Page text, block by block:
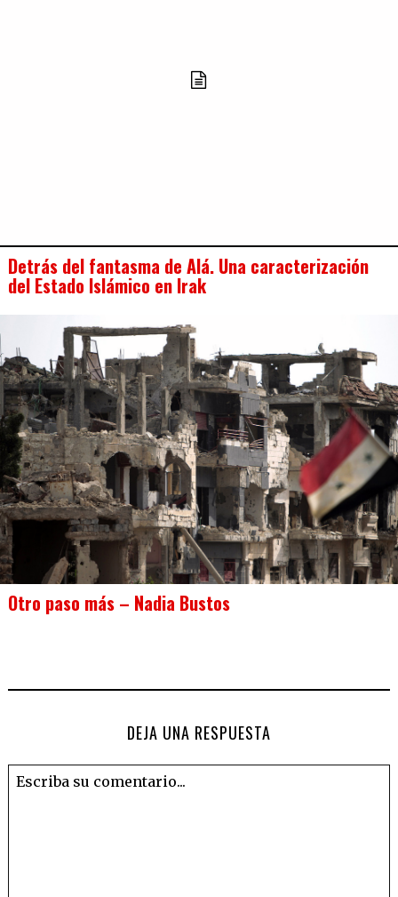
Detrás del fantasma de Alá. Una caracterización
del Estado Islámico en Irak
Otro paso más – Nadia Bustos
DEJA UNA RESPUESTA